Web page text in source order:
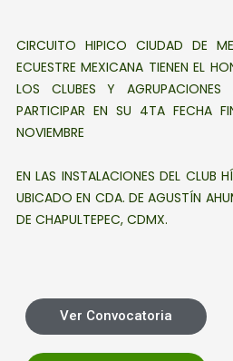
CIRCUITO HIPICO CIUDAD DE
ECUESTRE MEXICANA TIENEN EL
LOS CLUBES Y
PARTICIPAR EN SU 4TA FECHA
NOVIEMBRE
EN LAS INSTALACIONES DEL CLUB
UBICADO EN CDA. DE AGUSTÍN
DE CHAPULTEPEC, CDMX.
Ver Convocatoria